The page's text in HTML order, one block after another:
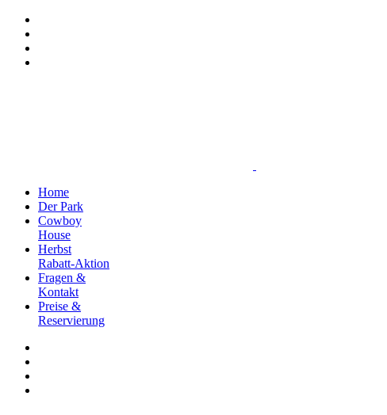
Home
Der Park
Cowboy
House
Herbst
Rabatt-Aktion
Fragen &
Kontakt
Preise &
Reservierung